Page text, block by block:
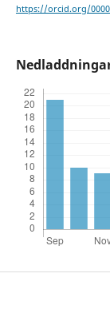
https://orcid.org/